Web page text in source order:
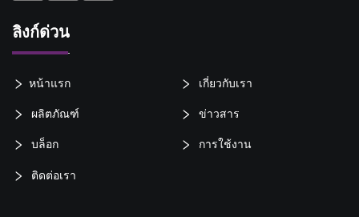
ลิงก์ด่วน
หน้าแรก เกี่ยวกับเรา
ผลิตภัณฑ์ ข่าวสาร
บล็อก การใช้งาน
ติดต่อเรา